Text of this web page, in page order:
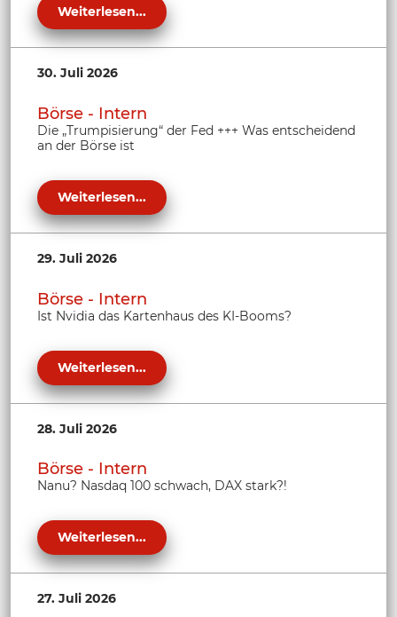
Weiterlesen...
30. Juli 2026
Börse - Intern
Die „Trumpisierung“ der Fed +++ Was entscheidend
an der Börse ist
Weiterlesen...
29. Juli 2026
Börse - Intern
Ist Nvidia das Kartenhaus des KI-Booms?
Weiterlesen...
28. Juli 2026
Börse - Intern
Nanu? Nasdaq 100 schwach, DAX stark?!
Weiterlesen...
27. Juli 2026